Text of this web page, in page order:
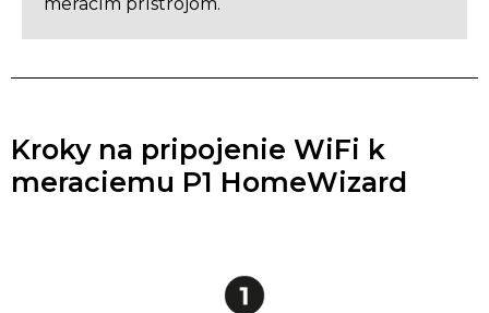
meracím prístrojom.
Kroky na pripojenie WiFi k
meraciemu P1 HomeWizard